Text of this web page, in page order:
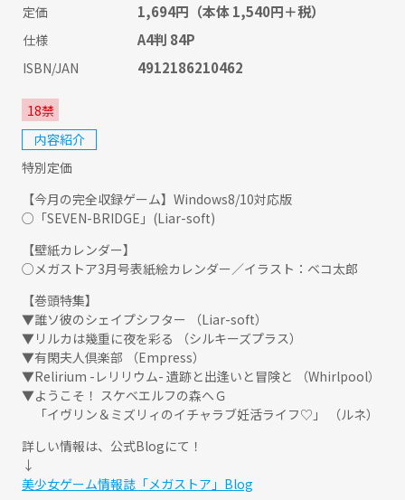
定価 1,694円 （本体 1,540円＋税）
仕様 A4判 84P
ISBN/JAN 4912186210462
18禁
内容紹介
特別定価
【今月の完全収録ゲーム】Windows8/10対応版
○「SEVEN-BRIDGE」(Liar-soft)
【壁紙カレンダー】
○メガストア3月号表紙絵カレンダー／イラスト：ベコ太郎
【巻頭特集】
▼誰ソ彼のシェイプシフター （Liar-soft）
▼リルカは幾重に夜を彩る （シルキーズプラス）
▼有閑夫人倶楽部 （Empress）
▼Relirium -レリリウム- 遺跡と出逢いと冒険と （Whirlpool）
▼ようこそ！ スケベエルフの森へＧ
「イヴリン＆ミズリィのイチャラブ妊活ライフ♡」 （ルネ）
詳しい情報は、公式Blogにて！
↓
美少女ゲーム情報誌「メガストア」Blog